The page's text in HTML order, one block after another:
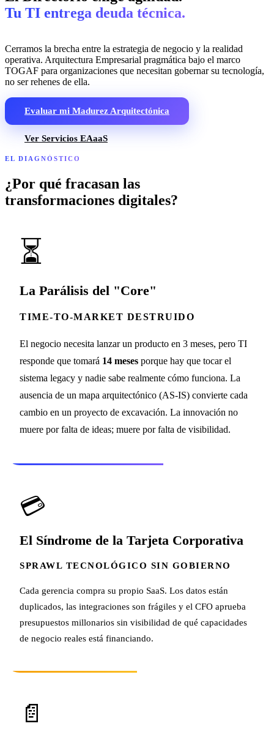
Tu TI entrega deuda técnica.
Cerramos la brecha entre la estrategia de negocio y la realidad
operativa. Arquitectura Empresarial pragmática bajo el marco
TOGAF para organizaciones que necesitan gobernar su tecnología,
no ser rehenes de ella.
Evaluar mi Madurez Arquitectónica
Ver Servicios EAaaS
EL DIAGNÓSTICO
¿Por qué fracasan las
transformaciones digitales?
⏳
La Parálisis del "Core"
TIME-TO-MARKET DESTRUIDO
El negocio necesita lanzar un producto en 3 meses, pero TI
responde que tomará 14 meses porque hay que tocar el
sistema legacy y nadie sabe realmente cómo funciona. La
ausencia de un mapa arquitectónico (AS-IS) convierte cada
cambio en un proyecto de excavación. La innovación no
muere por falta de ideas; muere por falta de visibilidad.
💳
El Síndrome de la Tarjeta Corporativa
SPRAWL TECNOLÓGICO SIN GOBIERNO
Cada gerencia compra su propio SaaS. Los datos están
duplicados, las integraciones son frágiles y el CFO aprueba
presupuestos millonarios sin visibilidad de qué capacidades
de negocio reales está financiando.
📄